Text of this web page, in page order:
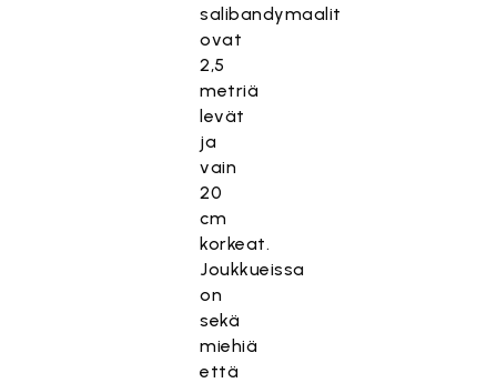
salibandymaalit
ovat
2,5
metriä
levät
ja
vain
20
cm
korkeat.
Joukkueissa
on
sekä
miehiä
että